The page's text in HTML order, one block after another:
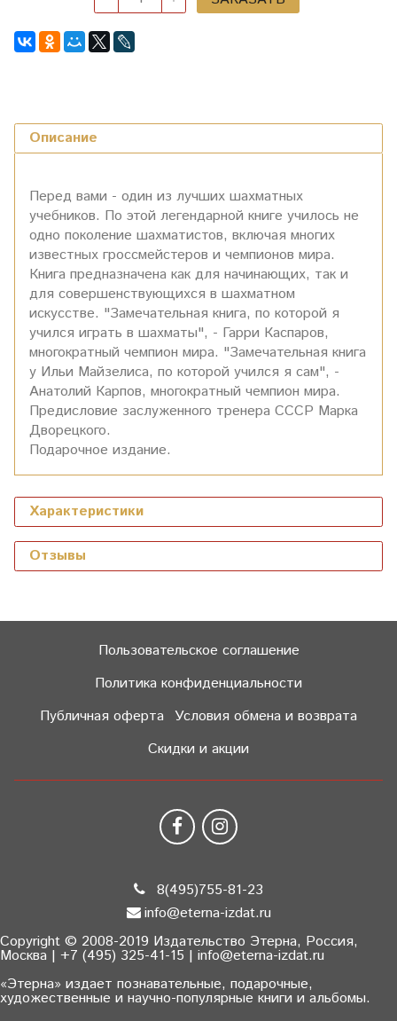
Описание
Перед вами - один из лучших шахматных
учебников. По этой легендарной книге училось не
одно поколение шахматистов, включая многих
известных гроссмейстеров и чемпионов мира.
Книга предназначена как для начинающих, так и
для совершенствующихся в шахматном
искусстве. "Замечательная книга, по которой я
учился играть в шахматы", - Гарри Каспаров,
многократный чемпион мира. "Замечательная книга
у Ильи Майзелиса, по которой учился я сам", -
Анатолий Карпов, многократный чемпион мира.
Предисловие заслуженного тренера СССР Марка
Дворецкого.
Подарочное издание.
Характеристики
Отзывы
Пользовательское соглашение
Политика конфиденциальности
Публичная оферта Условия обмена и возврата
Скидки и акции
8(495)755-81-23
info@eterna-izdat.ru
Copyright © 2008-2019 Издательство Этерна, Россия,
Москва | +7 (495) 325-41-15 | info@eterna-izdat.ru
«Этерна» издает познавательные, подарочные,
художественные и научно-популярные книги и альбомы.